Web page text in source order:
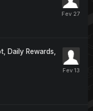
Daily Rewards,